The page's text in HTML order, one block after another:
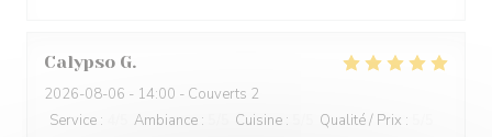
Calypso G
2026-08-06 - 14:00 - Couverts 2
Service : Ambiance : Cuisine : Qualité / Prix :